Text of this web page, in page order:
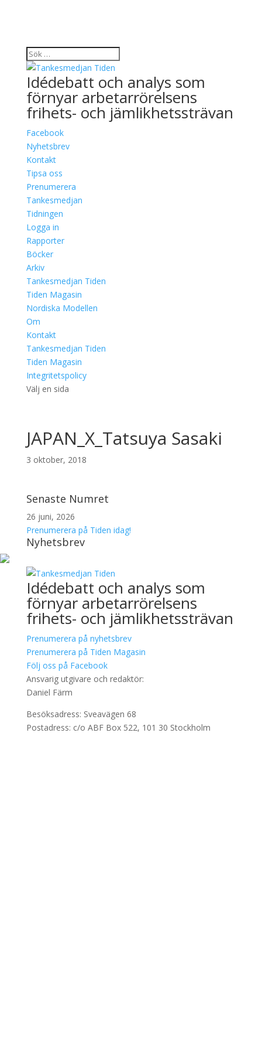
Idédebatt och analys som
förnyar arbetarrörelsens
frihets- och jämlikhetssträvan
Facebook
Nyhetsbrev
Kontakt
Tipsa oss
Prenumerera
Tankesmedjan
Tidningen
Logga in
Rapporter
Böcker
Arkiv
Tankesmedjan Tiden
Tiden Magasin
Nordiska Modellen
Om
Kontakt
Tankesmedjan Tiden
Tiden Magasin
Integritetspolicy
Välj en sida
JAPAN_X_Tatsuya Sasaki
3 oktober, 2018
Senaste Numret
26 juni, 2026
Prenumerera på Tiden idag!
Nyhetsbrev
Idédebatt och analys som
förnyar arbetarrörelsens
frihets- och jämlikhetssträvan
Prenumerera på nyhetsbrev
Prenumerera på Tiden Magasin
Följ oss på Facebook
Ansvarig utgivare och redaktör:
Daniel Färm
Besöksadress: Sveavägen 68
Postadress: c/o ABF Box 522, 101 30 Stockholm